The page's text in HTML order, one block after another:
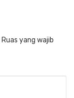
Ruas yang wajib